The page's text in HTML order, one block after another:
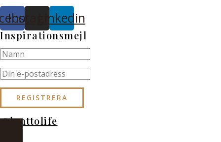
InstagramLinkedin
Inspirationsmejl
@lanttolife